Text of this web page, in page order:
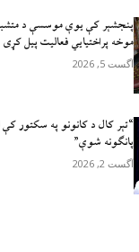
پنجشېر کې یوې موسسې د
موخه پراختیايي فعالیت پیل کړی
آگست 5, 2026
پانګونه شوې”
آگست 2, 2026